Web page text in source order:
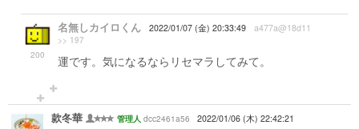
200
名無しカイロくん 2022/01/07 (金) 20:33:49 a477a@18d11
>> 197
運です。気になるならリセマラしてみて。
款冬華 管理人 dcc2461a56 2022/01/06 (木) 22:42:21